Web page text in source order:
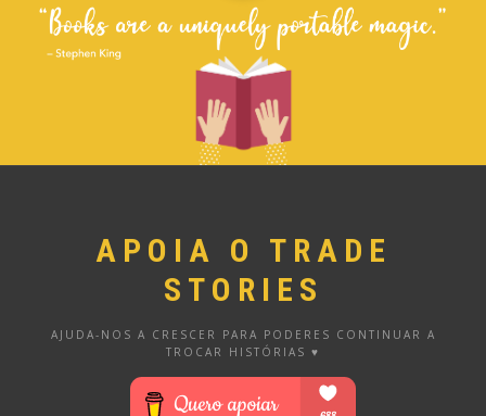
APOIA O TRADE
STORIES
AJUDA-NOS A CRESCER PARA PODERES CONTINUAR A
TROCAR HISTÓRIAS ♥